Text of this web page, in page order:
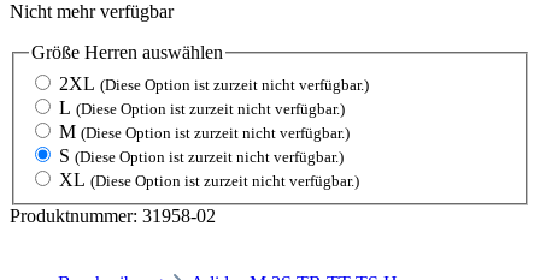
Nicht mehr verfügbar
Größe Herren auswählen
2XL (Diese Option ist zurzeit nicht verfügbar.)
L (Diese Option ist zurzeit nicht verfügbar.)
M (Diese Option ist zurzeit nicht verfügbar.)
S (Diese Option ist zurzeit nicht verfügbar.)
XL (Diese Option ist zurzeit nicht verfügbar.)
Produktnummer: 31958-02